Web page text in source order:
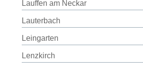
Lauffen am Neckar
Lauterbach
Leingarten
Lenzkirch